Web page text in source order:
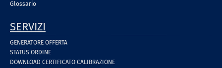
Glossario
SERVIZI
GENERATORE OFFERTA
STATUS ORDINE
DOWNLOAD CERTIFICATO CALIBRAZIONE